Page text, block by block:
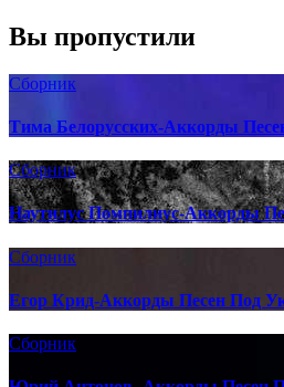
Вы пропустили
Сборник
Тима Белорусских-Аккорды
Сборник
Наутилус Помпилиус-Аккорды
Сборник
Егор Крид-Аккорды Песен Под
Сборник